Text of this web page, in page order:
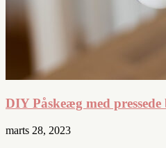
DIY Påskeæg med
marts 28, 2023